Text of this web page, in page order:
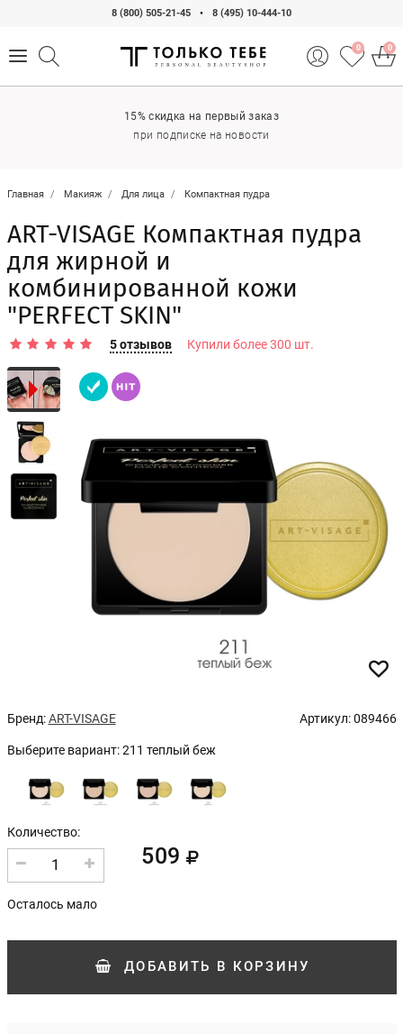
8 (800) 505-21-45 • 8 (495) 10-444-10
0 0
15% скидка на первый заказ
при подписке на новости
Акции каждый день
Дарим подарки
Главная Макияж Для лица Компактная пудра
ART-VISAGE Компактная пудра
для жирной и
комбинированной кожи
"PERFECT SKIN"
5 отзывов Купили более 300 шт.
Бренд:ART-VISAGE Артикул:089466
Выберите вариант:211 теплый беж
Количество:
1
Осталось мало
509
ДОБАВИТЬ В КОРЗИНУ